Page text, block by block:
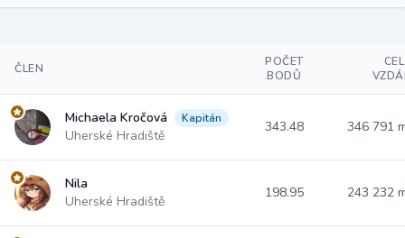
ČLEN
POČET
BODŮ
Michaela Kročová Kapitán
Uherské Hradiště
343.48 346 791
Nila
Uherské Hradiště
198.95 243 232